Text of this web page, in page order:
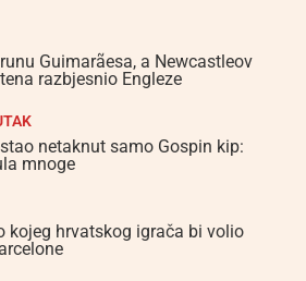
Guimarãesa, a Newcastleov
razbjesnio Engleze
netaknut samo Gospin kip:
mnoge
kojeg hrvatskog igrača bi volio